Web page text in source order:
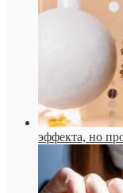
эффекта, но